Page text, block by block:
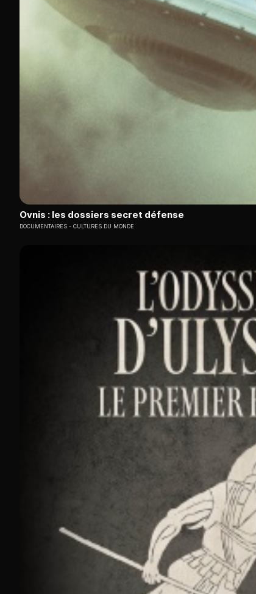
Ovnis : les dossiers secret défense
DOCUMENTAIRES CULTURES DU MONDE